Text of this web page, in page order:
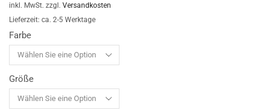
inkl. MwSt. zzgl. Versandkosten
Lieferzeit: ca. 2-5 Werktage
Farbe
Größe